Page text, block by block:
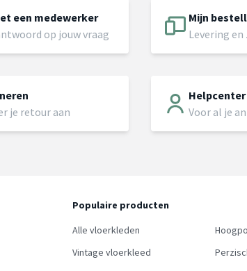
een medewerker
op jouw vraag
Mijn
Levering en
je retour aan
Helpcenter
Voor al je
Populaire producten
Alle vloerkleden
Vintage vloerkleed